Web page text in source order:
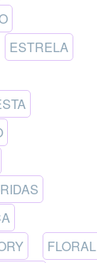
ESTRELA
FLORAL